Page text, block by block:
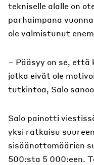
tekniselle alalle on
parhaimpana
ole valmistunut
– Pääsyy on se, että
jotka eivät ole
tutkintoa, Salo
Salo painotti
yksi ratkaisu
sisäänottomäärien
500:sta 5 000:een.